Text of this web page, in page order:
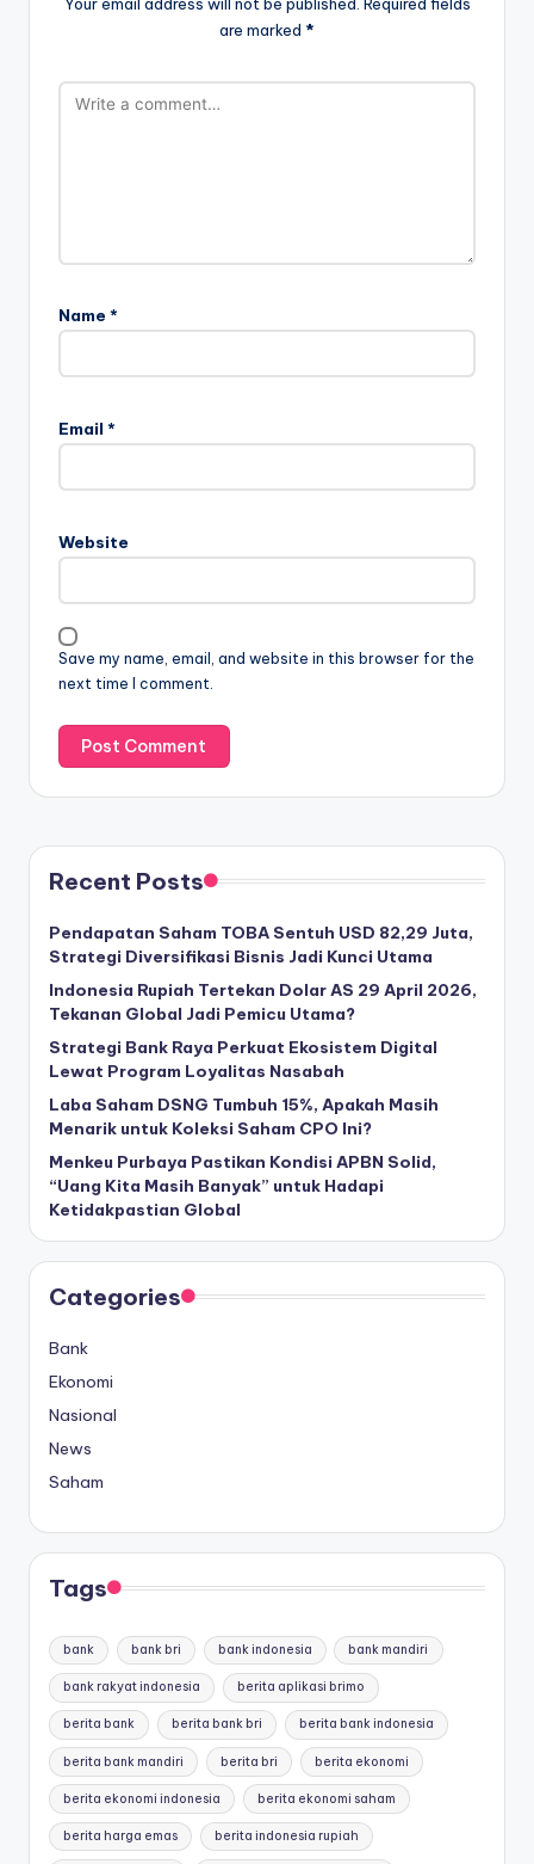
Your email address will not be published. Required fields
are marked *
Name *
Email *
Website
Save my name, email, and website in this browser for the
next time I comment.
Recent Posts
Pendapatan Saham TOBA Sentuh USD 82,29 Juta,
Strategi Diversifikasi Bisnis Jadi Kunci Utama
Indonesia Rupiah Tertekan Dolar AS 29 April 2026,
Tekanan Global Jadi Pemicu Utama?
Strategi Bank Raya Perkuat Ekosistem Digital
Lewat Program Loyalitas Nasabah
Laba Saham DSNG Tumbuh 15%, Apakah Masih
Menarik untuk Koleksi Saham CPO Ini?
Menkeu Purbaya Pastikan Kondisi APBN Solid,
“Uang Kita Masih Banyak” untuk Hadapi
Ketidakpastian Global
Categories
Bank
Ekonomi
Nasional
News
Saham
Tags
bank bank bri bank indonesia bank mandiri
bank rakyat indonesia berita aplikasi brimo
berita bank berita bank bri berita bank indonesia
berita bank mandiri berita bri berita ekonomi
berita ekonomi indonesia berita ekonomi saham
berita harga emas berita indonesia rupiah